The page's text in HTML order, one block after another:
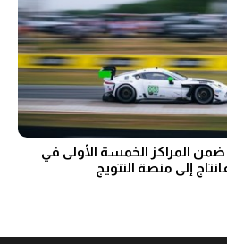
المراكز الخمسة الأولى في
إلى منصة التتويج